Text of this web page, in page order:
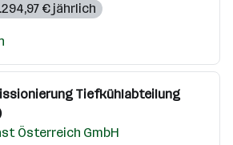
€ jährlich
Tiefkühlabteilung
Österreich GmbH